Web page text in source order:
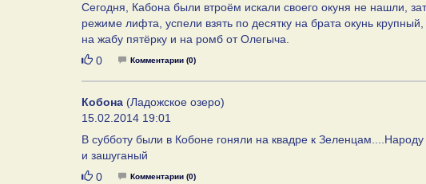
Cегодня, Кабона были втроём искали своего окуня не нашли,
режиме лифта, успели взять по десятку на брата окунь
на жабу пятёрку и на ромб от Олегыча.
Нравится
0 Комментарии (0)
Кобона (Ладожское озеро)
15.02.2014 19:01
В субботу были в Кобоне гоняли на квадре к
и зашуганый
Нравится
0 Комментарии (0)